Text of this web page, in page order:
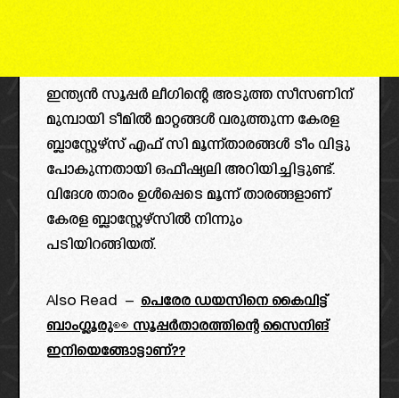
ഇന്ത്യൻ സൂപ്പർ ലീഗിന്റെ അടുത്ത സീസണിന്
മുമ്പായി ടീമിൽ മാറ്റങ്ങൾ വരുത്തുന്ന കേരള
ബ്ലാസ്റ്റേഴ്സ് എഫ് സി മൂന്ന്താരങ്ങൾ ടീം വിട്ടു
പോകുന്നതായി ഒഫീഷ്യലി അറിയിച്ചിട്ടുണ്ട്.
വിദേശ താരം ഉൾപ്പെടെ മൂന്ന് താരങ്ങളാണ്
കേരള ബ്ലാസ്റ്റേഴ്സിൽ നിന്നും
പടിയിറങ്ങിയത്.
Also Read – പെരേര ഡയസിനെ കൈവിട്ട്
ബാംഗ്ലൂരു👀 സൂപ്പർതാരത്തിന്റെ സൈനിങ്
ഇനിയെങ്ങോട്ടാണ്??